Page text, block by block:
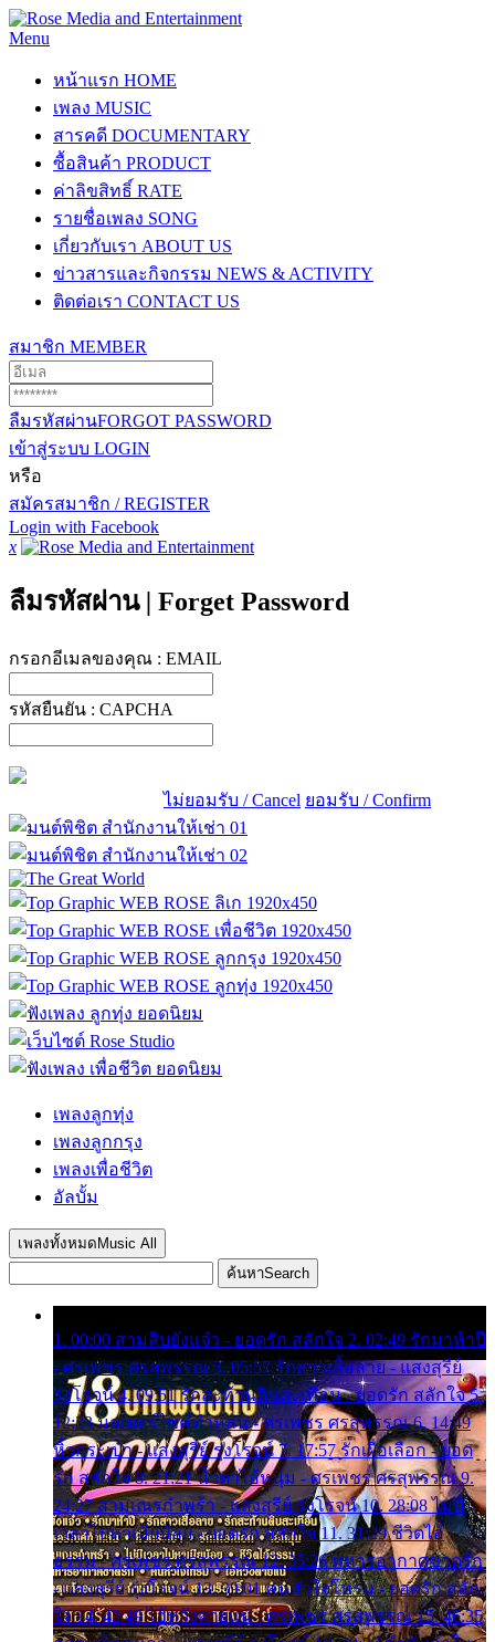
Menu
หน้าแรก HOME
เพลง MUSIC
สารคดี DOCUMENTARY
ซื้อสินค้า PRODUCT
ค่าลิขสิทธิ์ RATE
รายชื่อเพลง SONG
เกี่ยวกับเรา ABOUT US
ข่าวสารและกิจกรรม NEWS & ACTIVITY
ติดต่อเรา CONTACT US
สมาชิก MEMBER
ลืมรหัสผ่านFORGOT PASSWORD
เข้าสู่ระบบ LOGIN
หรือ
สมัครสมาชิก / REGISTER
Login with Facebook
x
ลืมรหัสผ่าน | Forget Password
กรอกอีเมลของคุณ : EMAIL
รหัสยืนยัน : CAPCHA
ไม่ยอมรับ / Cancel ยอมรับ / Confirm
เพลงลูกทุ่ง
เพลงลูกกรุง
เพลงเพื่อชีวิต
อัลบั้ม
เพลงทั้งหมด Music All
ค้นหาSearch
1. 00:00 สามสิบยังแจ๋ว - ยอดรัก สลักใจ 2. 02:49 รักมาห้าปี
- ศรเพชร ศรสุพรรณ 3. 05:57 รักสาวเสื้อลาย - แสงสุรีย์
รุ่งโรจน์ 4. 09:51 รักสะท้านดินสะเทือน - ยอดรัก สลักใจ 5.
12:23 มอเตอร์ไซค์ทำหล่น - ศรเพชร ศรสุพรรณ 6. 14:49
หิ้วกระเป๋า - แสงสุรีย์ รุ่งโรจน์ 7. 17:57 รักเผื่อเลือก - ยอด
รัก สลักใจ 8. 21:21 น้ำตาไอ้หนุ่ม - ศรเพชร ศรสุพรรณ 9.
24:27 สามเณรกำพร้า - แสงสุรีย์ รุ่งโรจน์ 10. 28:08 ไม่มี
เวลาไปหาเมียน้อย - ยอดรัก สลักใจ 11. 31:29 ชีวิตไอ้
ธรรม - ศรเพชร ศรสุพรรณ 12. 35:26 ทหารอากาศขาดรัก
- แสงสุรีย์ รุ่งโรจน์ 13. 39:01 คนหัวใจโทรม - ยอดรัก สลัก
ใจ 14. 42:49 ไอ้หวังตายแน่ - ศรเพชร ศรสุพรรณ 15. 46:35